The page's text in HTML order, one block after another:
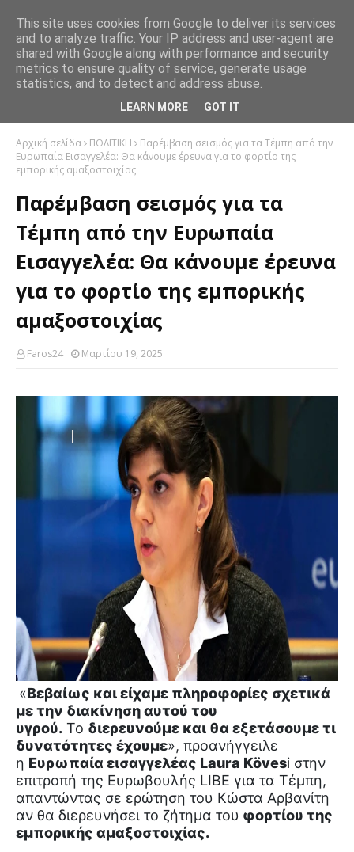
Αρχική σελίδα ΠΟΛΙΤΙΚΗ
Παρέμβαση σεισμός για τα Τέμπη από την
Ευρωπαία Εισαγγελέα: Θα κάνουμε έρευνα για το φορτίο της
εμπορικής αμαξοστοιχίας
Παρέμβαση σεισμός για τα
Τέμπη από την Ευρωπαία
Εισαγγελέα: Θα κάνουμε έρευνα
για το φορτίο της εμπορικής
αμαξοστοιχίας
Faros24 Μαρτίου 19, 2025
«Βεβαίως και είχαμε πληροφορίες σχετικά
με την διακίνηση αυτού του
υγρού. Το διερευνούμε και θα εξετάσουμε τι
δυνατότητες έχουμε», προανήγγειλε
η Ευρωπαία εισαγγελέας Laura Kövesi στην
επιτροπή της Ευρωβουλής LIBE για τα Τέμπη,
απαντώντας σε ερώτηση του Κώστα Αρβανίτη
αν θα διερευνήσει το ζήτημα του φορτίου της
εμπορικής αμαξοστοιχίας.
This site uses cookies from Google to deliver its services
and to analyze traffic. Your IP address and user-agent are
shared with Google along with performance and security
metrics to ensure quality of service, generate usage
statistics, and to detect and address abuse.
LEARN MORE GOT IT